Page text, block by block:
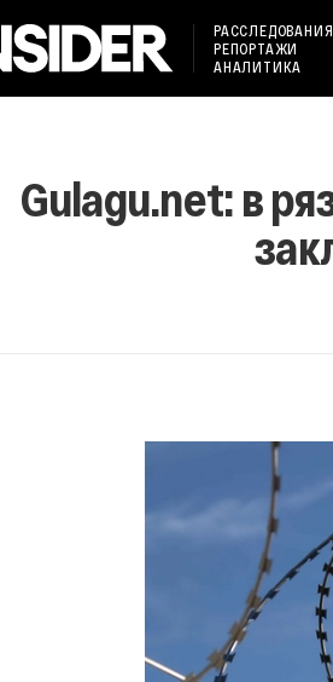
РАССЛЕДОВАНИЯ
РЕПОРТАЖИ
АНАЛИТИКА
Gulagu.net: в